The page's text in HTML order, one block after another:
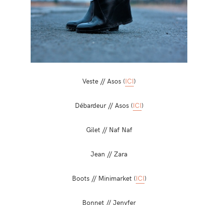
Veste // Asos (ICI)
Débardeur // Asos (ICI)
Gilet // Naf Naf
Jean // Zara
Boots // Minimarket (ICI)
Bonnet // Jenyfer